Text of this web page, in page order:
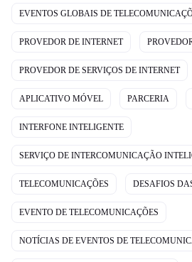
EVENTOS GLOBAIS DE
PROVEDOR DE INTERNET
PROVEDOR DE SERVIÇOS DE INTERNET
APLICATIVO MÓVEL PARCERIA
INTERFONE INTELIGENTE
SERVIÇO DE INTERCOMUNICAÇÃO
TELECOMUNICAÇÕES DESAFIOS
EVENTO DE TELECOMUNICAÇÕES
NOTÍCIAS DE EVENTOS DE